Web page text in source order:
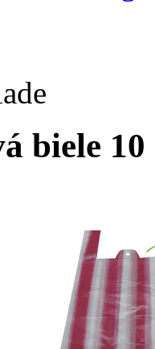
biele